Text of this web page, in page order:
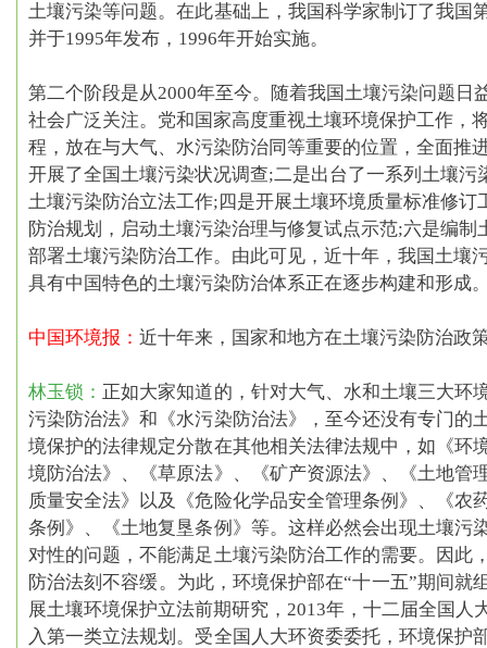
土壤污染等问题。在此基础上，我国科学家制订了我国
并于1995年发布，1996年开始实施。
第二个阶段是从2000年至今。
随着我国土壤污染问题日
社会广泛关注。党和国家高度重视土壤环境保护工作，
程，放在与大气、水污染防治同等重要的位置，全面推
开展了全国土壤污染状况调查;二是出台了一系列土壤污
土壤污染防治立法工作;四是开展土壤环境质量标准修订
防治规划，启动土壤污染治理与修复试点示范;六是编制
部署土壤污染防治工作。由此可见，近十年，我国土壤
具有中国特色的土壤污染防治体系正在逐步构建和形成
中国环境报： 近十年来，国家和地方在土壤污染防治政
林玉锁： 正如大家知道的，针对大气、水和土壤三大环
污染防治法》和《水污染防治法》，至今还没有专门的
境保护的法律规定分散在其他相关法律法规中，如《环
境防治法》、《草原法》、《矿产资源法》、《土地管
质量安全法》以及《危险化学品安全管理条例》、《农
条例》、《土地复垦条例》等。这样必然会出现土壤污
对性的问题，不能满足土壤污染防治工作的需要。因此
防治法刻不容缓。为此，环境保护部在“十一五”期间就
展土壤环境保护立法前期研究，2013年，十二届全国人
入第一类立法规划。受全国人大环资委委托，环境保护